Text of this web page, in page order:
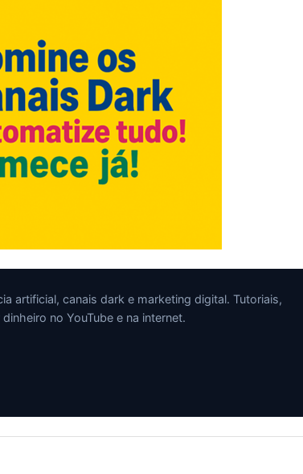
artificial, canais dark e marketing digital. Tutoriais,
no YouTube e na internet.